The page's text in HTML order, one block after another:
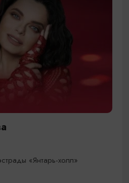
«Янтарь-холл»